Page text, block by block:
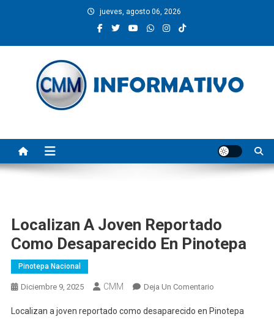
jueves, agosto 06, 2026
Localizan A Joven Reportado
Como Desaparecido En Pinotepa
Pinotepa Nacional
Diciembre 9, 2025 CMM Deja Un ComentarioEn
A
Localizan a joven reportado como desaparecido en Pinotepa